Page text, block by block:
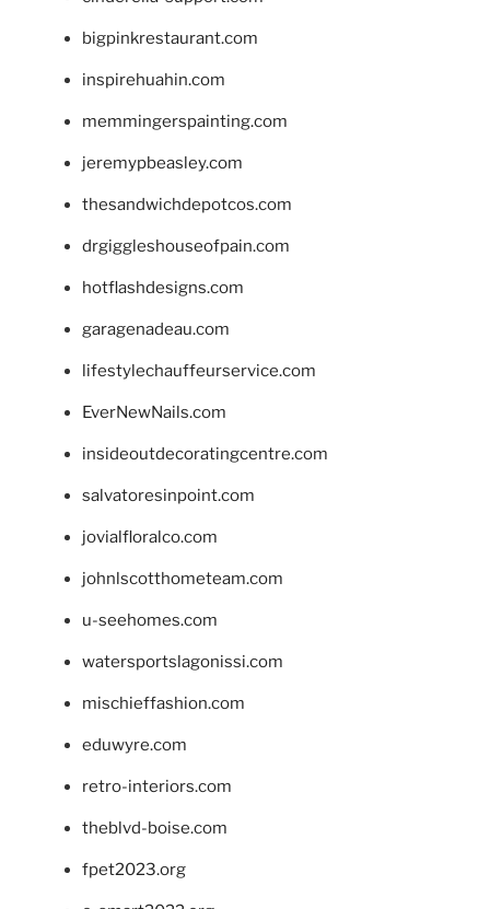
bigpinkrestaurant.com
inspirehuahin.com
memmingerspainting.com
jeremypbeasley.com
thesandwichdepotcos.com
drgiggleshouseofpain.com
hotflashdesigns.com
garagenadeau.com
lifestylechauffeurservice.com
EverNewNails.com
insideoutdecoratingcentre.com
salvatoresinpoint.com
jovialfloralco.com
johnlscotthometeam.com
u-seehomes.com
watersportslagonissi.com
mischieffashion.com
eduwyre.com
retro-interiors.com
theblvd-boise.com
fpet2023.org